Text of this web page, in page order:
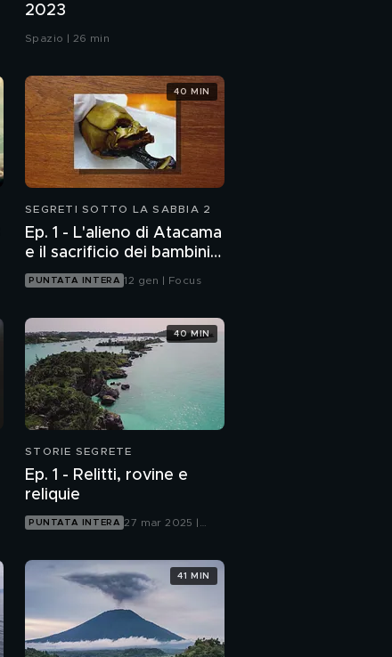
2023
Spazio | 26 min
SEGRETI SOTTO LA SABBIA 2
Ep. 1 - L'alieno di Atacama
e il sacrificio dei bambini
chimù
PUNTATA INTERA 12 gen | Focus
40 MIN
STORIE SEGRETE
Ep. 1 - Relitti, rovine e
reliquie
PUNTATA INTERA 27 mar 2025 |
40 MIN
41 MIN